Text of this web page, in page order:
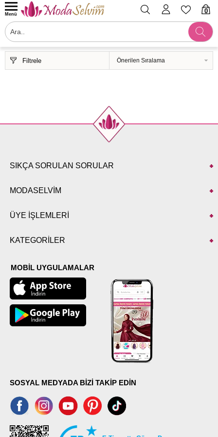
0
Menü
Filtrele
SIKÇA SORULAN SORULAR
MODASELVİM
ÜYE İŞLEMLERİ
KATEGORİLER
MOBİL UYGULAMALAR
SOSYAL MEDYADA BİZİ TAKİP EDİN